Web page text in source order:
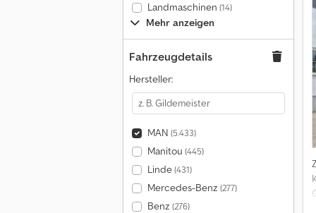
Landmaschinen (14)
Mehr anzeigen
Fahrzeugdetails
Hersteller:
MAN (5.433)
Manitou (445)
Linde(431)
Mercedes-Benz (277)
Benz (276)